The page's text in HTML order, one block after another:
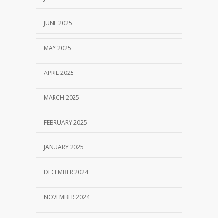
JUNE 2025
MAY 2025
APRIL 2025
MARCH 2025
FEBRUARY 2025
JANUARY 2025
DECEMBER 2024
NOVEMBER 2024